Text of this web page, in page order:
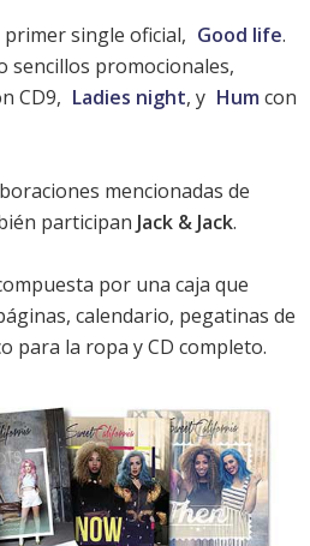
primer single oficial, Good life.
sencillos promocionales,
CD9, Ladies night, y Hum con
mencionadas de
participan Jack & Jack.
por una caja que
calendario, pegatinas de
para la ropa y CD completo.